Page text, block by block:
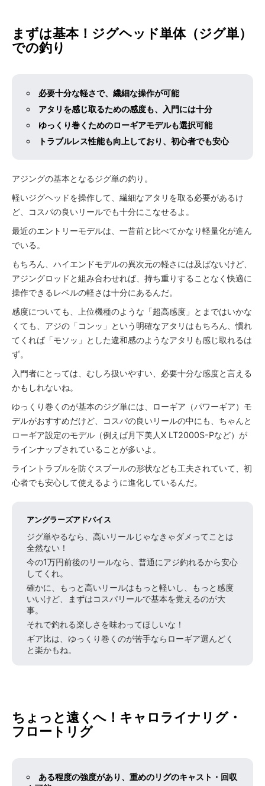
まずは基本！ジグヘッド単体（ジグ単）
での釣り
必要十分な軽さで、繊細な操作が可能
アタリを感じ取るための感度も、入門には十分
ゆっくり巻くためのローギアモデルも選択可能
トラブルレス性能も向上しており、初心者でも安心
アジングの基本となるジグ単の釣り。
軽いジグヘッドを操作して、繊細なアタリを取る必要があるけ
ど、コスパの良いリールでも十分にこなせるよ。
最近のエントリーモデルは、一昔前と比べてかなり軽量化が進ん
でいる。
もちろん、ハイエンドモデルの異次元の軽さには及ばないけど、
アジングロッドと組み合わせれば、持ち重りすることなく快適に
操作できるレベルの軽さは十分にあるんだ。
感度についても、上位機種のような「超高感度」とまではいかな
くても、アジの「コンッ」という明確なアタリはもちろん、慣れ
てくれば「モソッ」とした違和感のようなアタリも感じ取れるは
ず。
入門者にとっては、むしろ扱いやすい、必要十分な感度と言える
かもしれないね。
ゆっくり巻くのが基本のジグ単には、ローギア（パワーギア）モ
デルがおすすめだけど、コスパの良いリールの中にも、ちゃんと
ローギア設定のモデル（例えば月下美人X LT2000S-Pなど）が
ラインナップされていることが多いよ。
ライントラブルを防ぐスプールの形状なども工夫されていて、初
心者でも安心して使えるように進化しているんだ。
アングラーズアドバイス
ジグ単やるなら、高いリールじゃなきゃダメってことは
全然ない！
今の1万円前後のリールなら、普通にアジ釣れるから安心
してくれ。
確かに、もっと高いリールはもっと軽いし、もっと感度
いいけど、まずはコスパリールで基本を覚えるのが大
事。
それで釣れる楽しさを味わってほしいな！
ギア比は、ゆっくり巻くのが苦手ならローギア選んどく
と楽かもね。
ちょっと遠くへ！キャロライナリグ・
フロートリグ
ある程度の強度があり、重めのリグのキャスト・回収